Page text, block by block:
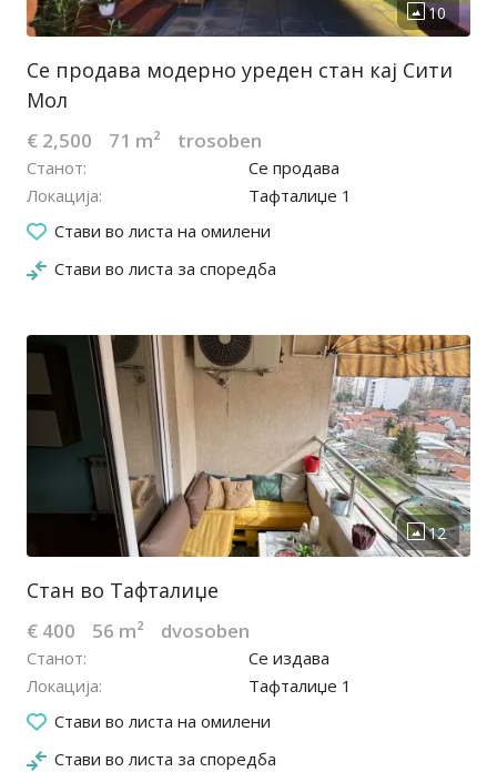
Се продава модерно уреден стан кај Сити
Мол
€ 2,500 71 m² trosoben
Станот
Се продава
Локација
Тафталиџе 1
Стави во листа на омилени
Стави во листа за споредба
10.07.2025
Стан во Тафталиџе
€ 400 56 m² dvosoben
Станот
Се издава
Локација
Тафталиџе 1
Стави во листа на омилени
Стави во листа за споредба
17.06.2025